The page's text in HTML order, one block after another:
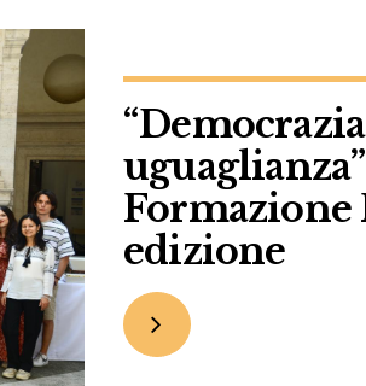
Formazione
edizione